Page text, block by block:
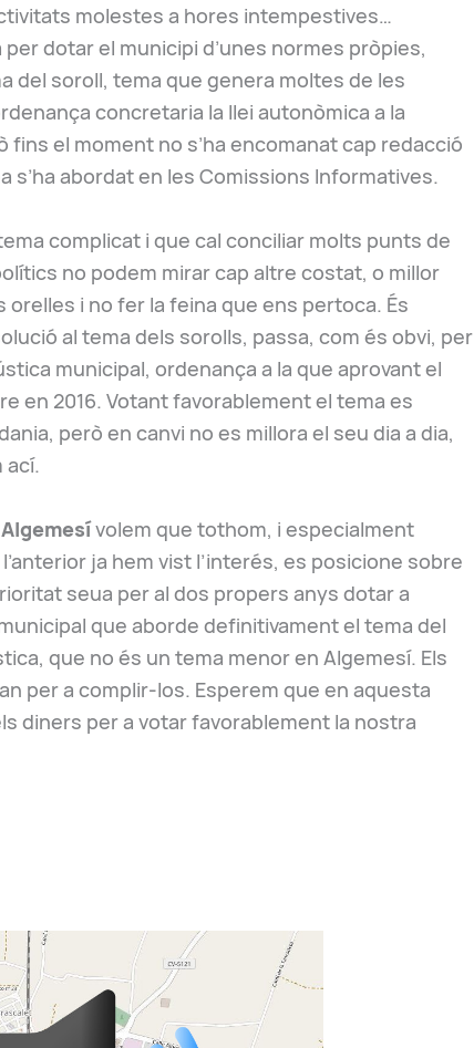
molestes a hores intempestives…
dotar el municipi d’unes normes pròpies,
del soroll, tema que genera moltes de les
concretaria la llei autonòmica a la
fins el moment no s’ha encomanat cap redacció
s’ha abordat en les Comissions Informatives.
complicat i que cal conciliar molts punts de
no podem mirar cap altre costat, o millor
i no fer la feina que ens pertoca. És
al tema dels sorolls, passa, com és obvi, per
municipal, ordenança a la que aprovant el
en 2016. Votant favorablement el tema es
però en canvi no es millora el seu dia a dia,
ací.
Algemesívolem que tothom, i especialment
ja hem vist l’interés, es posicione sobre
seua per al dos propers anys dotar a
que aborde definitivament el tema del
que no és un tema menor en Algemesí. Els
per a complir-los. Esperem que en aquesta
diners per a votar favorablement la nostra